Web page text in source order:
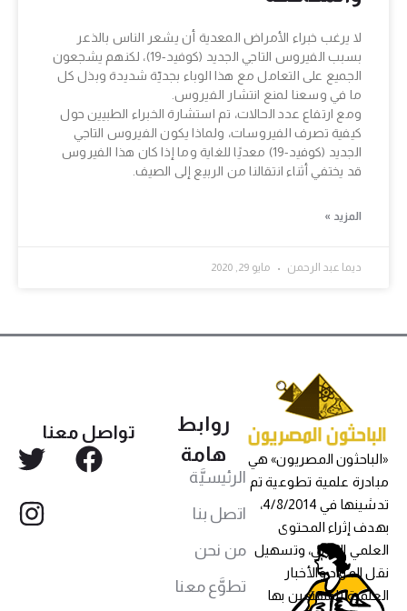
لا يرغب خبراء الأمراض المعدية أن يشعر الناس بالذعر
بسبب الفيروس التاجي الجديد (كوفيد-19)، لكنهم يشجعون
الجميع على التعامل مع هذا الوباء بجديّة شديدة وبذل كل
ما في وسعنا لمنع انتشار الفيروس.
ومع ارتفاع عدد الحالات، تم استشارة الخبراء الطبيين حول
كيفية تصرف الفيروسات، ولماذا يكون الفيروس التاجي
الجديد (كوفيد-19) معديًا للغاية وما إذا كان هذا الفيروس
قد يختفي أثناء انتقالنا من الربيع إلى الصيف.
المزيد »
ديما عبد الرحمن مايو 29, 2020
«الباحثون المصريون» هي
مبادرة علمية تطوعية تم
تدشينها في 4/8/2014،
بهدف إثراء المحتوى
العلمي العربي، وتسهيل
نقل المواد والأخبار
العلمية للمهتمين بها
روابط
هامة
الرئيسيَّة
اتصل بنا
من نحن
تطوَّع معنا
تواصل معنا